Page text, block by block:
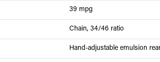
39 mpg
Chain, 34/46 ratio
Hand-adjustable emulsion